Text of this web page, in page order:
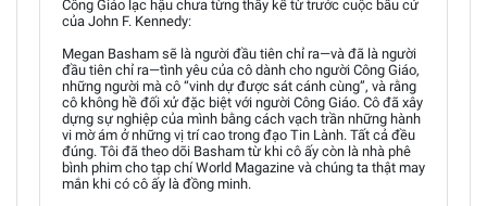
Công Giáo lạc hậu chưa từng thấy kể từ trước cuộc bầu cử
của John F. Kennedy:
Megan Basham sẽ là người đầu tiên chỉ ra—và đã là người
đầu tiên chỉ ra—tình yêu của cô dành cho người Công Giáo,
những người mà cô “vinh dự được sát cánh cùng”, và rằng
cô không hề đối xử đặc biệt với người Công Giáo. Cô đã xây
dựng sự nghiệp của mình bằng cách vạch trần những hành
vi mờ ám ở những vị trí cao trong đạo Tin Lành. Tất cả đều
đúng. Tôi đã theo dõi Basham từ khi cô ấy còn là nhà phê
bình phim cho tạp chí World Magazine và chúng ta thật may
mắn khi có cô ấy là đồng minh.